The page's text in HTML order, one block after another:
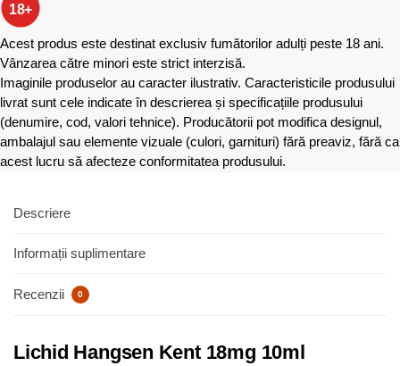
18+
Acest produs este destinat exclusiv fumătorilor adulți peste 18 ani.
Vânzarea către minori este strict interzisă.
Imaginile produselor au caracter ilustrativ. Caracteristicile produsului
livrat sunt cele indicate în descrierea și specificațiile produsului
(denumire, cod, valori tehnice). Producătorii pot modifica designul,
ambalajul sau elemente vizuale (culori, garnituri) fără preaviz, fără ca
acest lucru să afecteze conformitatea produsului.
Descriere
Informații suplimentare
Recenzii 0
Lichid Hangsen Kent 18mg 10ml